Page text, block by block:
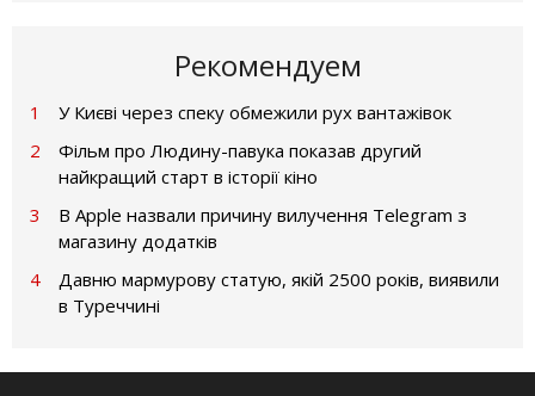
Рекомендуем
1
У Києві через спеку обмежили рух вантажівок
2
Фільм про Людину-павука показав другий
найкращий старт в історії кіно
3
В Apple назвали причину вилучення Telegram з
магазину додатків
4
Давню мармурову статую, якій 2500 років, виявили
в Туреччині